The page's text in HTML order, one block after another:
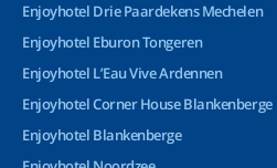
Enjoyhotel Drie Paardekens Mechelen
Enjoyhotel Eburon Tongeren
Enjoyhotel L’Eau Vive Ardennen
Enjoyhotel Corner House Blankenberge
Enjoyhotel Blankenberge